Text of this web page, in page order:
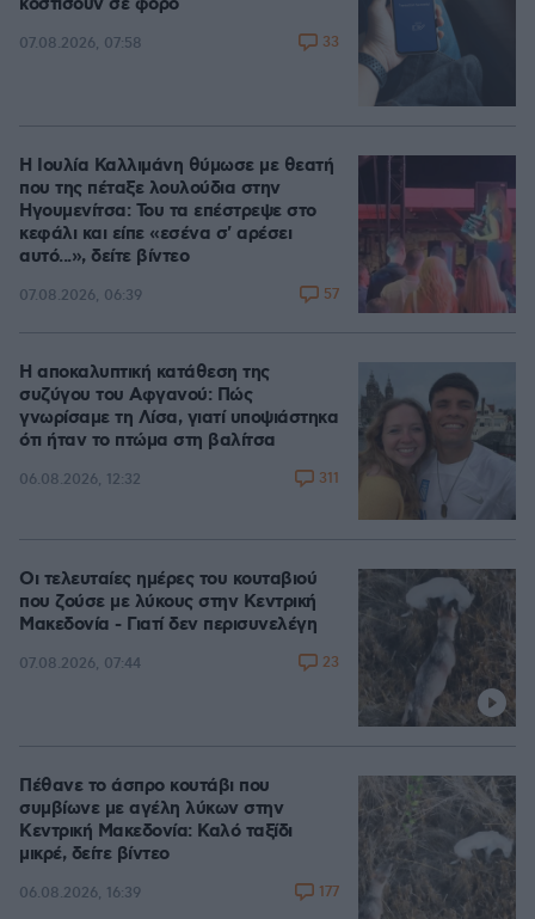
κοστίσουν σε φόρο
07.08.2026, 07:58 33
Η Ιουλία Καλλιμάνη θύμωσε με θεατή
που της πέταξε λουλούδια στην
Ηγουμενίτσα: Του τα επέστρεψε στο
κεφάλι και είπε «εσένα σ' αρέσει
αυτό...», δείτε βίντεο
07.08.2026, 06:39 57
Η αποκαλυπτική κατάθεση της
συζύγου του Αφγανού: Πώς
γνωρίσαμε τη Λίσα, γιατί υποψιάστηκα
ότι ήταν το πτώμα στη βαλίτσα
06.08.2026, 12:32 311
Οι τελευταίες ημέρες του κουταβιού
που ζούσε με λύκους στην Κεντρική
Μακεδονία - Γιατί δεν περισυνελέγη
07.08.2026, 07:44 23
Πέθανε το άσπρο κουτάβι που
συμβίωνε με αγέλη λύκων στην
Κεντρική Μακεδονία: Καλό ταξίδι
μικρέ, δείτε βίντεο
06.08.2026, 16:39 177